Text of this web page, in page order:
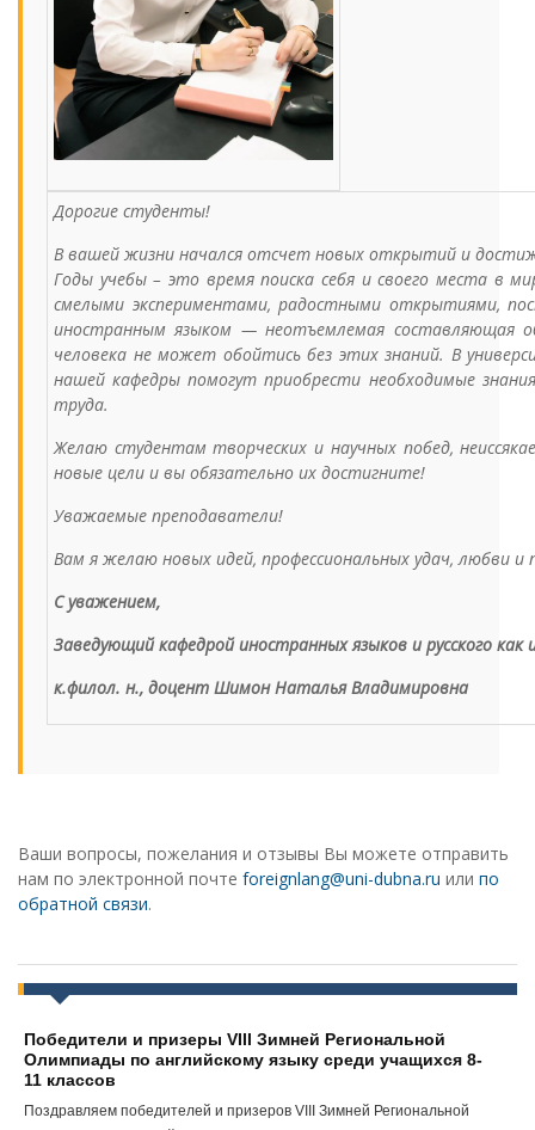
Дорогие студенты!
В вашей жизни начался отсчет новых открытий и
Годы учебы – это время поиска себя и своего места в
смелыми экспериментами, радостными открытиями,
иностранным языком — неотъемлемая составляющая
человека не может обойтись без этих знаний. В
нашей кафедры помогут приобрести необходимые
труда.
Желаю студентам творческих и научных побед,
новые цели и вы обязательно их достигните!
Уважаемые преподаватели!
Вам я желаю новых идей, профессиональных удач, любви и
С уважением,
Заведующий кафедрой иностранных языков и русского как
к.филол. н., доцент Шимон Наталья Владимировна
Ваши вопросы, пожелания и отзывы Вы можете отправить
нам по электронной почте foreignlang@uni-dubna.ru или по
обратной связи.
Победители и призеры VIII Зимней Региональной
Олимпиады по английскому языку среди учащихся 8-
11 классов
Поздравляем победителей и призеров VIII Зимней Региональной